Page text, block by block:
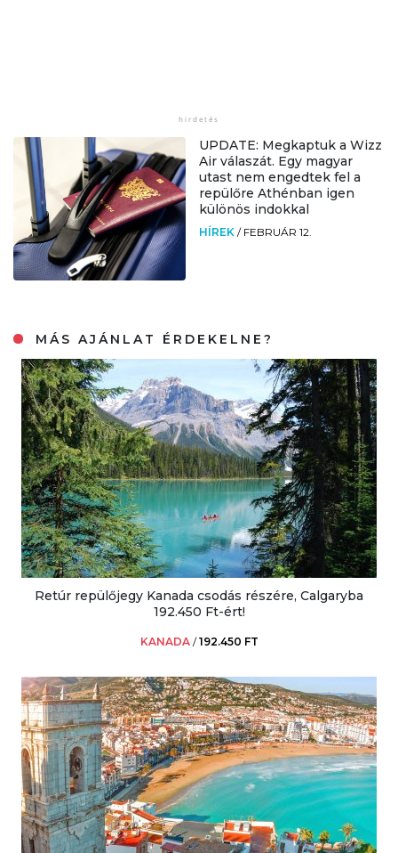
UPDATE: Megkaptuk a Wizz
Air válaszát. Egy magyar
utast nem engedtek fel a
repülőre Athénban igen
különös indokkal
HÍREK / FEBRUÁR 12.
MÁS AJÁNLAT ÉRDEKELNE?
Retúr repülőjegy Kanada csodás részére, Calgaryba
192.450 Ft-ért!
KANADA /192.450 FT